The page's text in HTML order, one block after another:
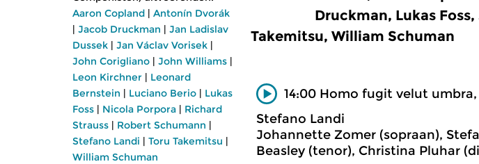
Aaron Copland | Antonín Dvorák
| Jacob Druckman | Jan Ladislav
Dussek | Jan Václav Vorisek |
John Corigliano | John Williams |
Leon Kirchner | Leonard
Bernstein | Luciano Berio | Lukas
Foss | Nicola Porpora | Richard
Strauss | Robert Schumann |
Stefano Landi | Toru Takemitsu |
William Schuman
Druckman, Lukas
Takemitsu, William Schuman
14:00 Homo fugit velut umbra,
Stefano Landi
Johannette Zomer (sopraan),
Beasley (tenor), Christina Pluhar